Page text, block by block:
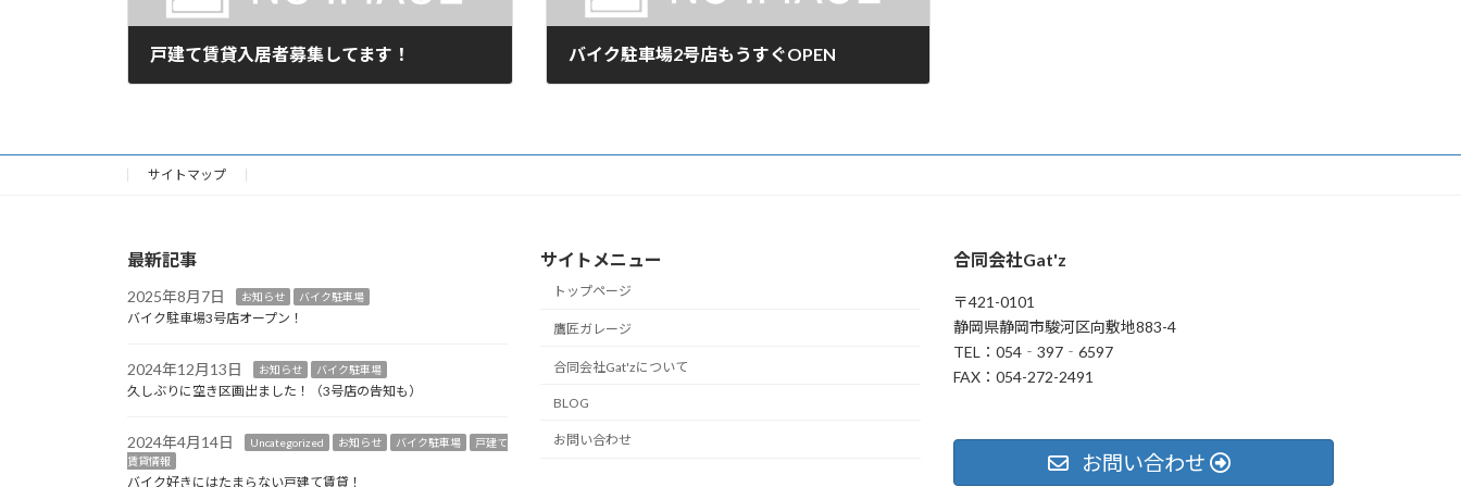
戸建て賃貸入居者募集してます！ バイク駐車場2号店もうすぐOPEN
サイトマップ
最新記事
2025年8月7日 お知らせ バイク駐車場
バイク駐車場3号店オープン！
2024年12月13日 お知らせ バイク駐車場
久しぶりに空き区画出ました！（3号店の告知も）
2024年4月14日 Uncategorized お知らせ バイク駐車場
戸建て
賃貸情報
バイク好きにはたまらない戸建て賃貸！
サイトメニュー
トップページ
鷹匠ガレージ
合同会社Gat'zについて
BLOG
お問い合わせ
合同会社Gat'z
〒421-0101
静岡県静岡市駿河区向敷地883-4
TEL：054‐397‐6597
FAX：054-272-2491
お問い合わせ